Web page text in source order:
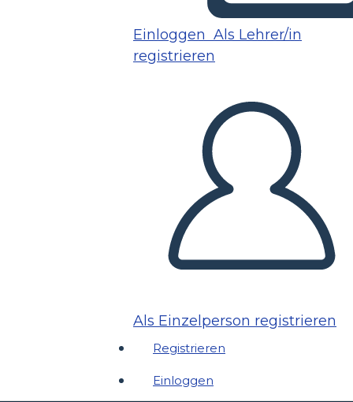
Einloggen Als Lehrer/in
registrieren
Als Einzelperson registrieren
Registrieren
Einloggen